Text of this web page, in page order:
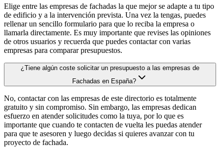
Elige entre las empresas de fachadas la que mejor se adapte a tu tipo
de edificio y a la intervención prevista. Una vez la tengas, puedes
rellenar un sencillo formulario para que lo reciba la empresa o
llamarla directamente. Es muy importante que revises las opiniones
de otros usuarios y recuerda que puedes contactar con varias
empresas para comparar presupuestos.
¿Tiene algún coste solicitar un presupuesto a las empresas de
Fachadas en España?
No, contactar con las empresas de este directorio es totalmente
gratuito y sin compromiso. Sin embargo, las empresas dedican
esfuerzo en atender solicitudes como la tuya, por lo que es
importante que cuando te contacten de vuelta les puedas atender
para que te asesoren y luego decidas si quieres avanzar con tu
proyecto de fachada.